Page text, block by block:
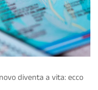
diventa a vita: ecco